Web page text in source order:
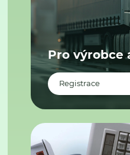
Pro výrobce
Registrace